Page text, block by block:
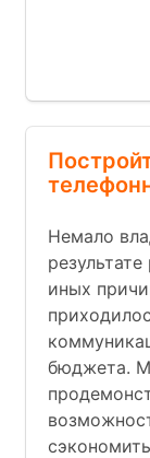
Немало
иных
бюджета.